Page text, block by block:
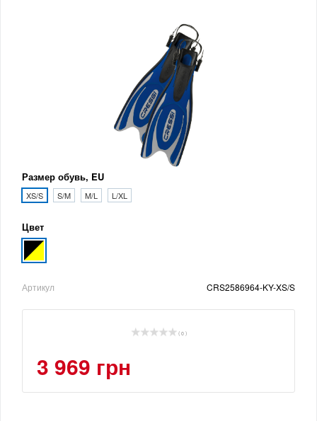
Размер обувь, EU
XS/S S/M M/L L/XL
Цвет
Артикул CRS2586964-KY-XS/S
( 0 )
3 969 грн